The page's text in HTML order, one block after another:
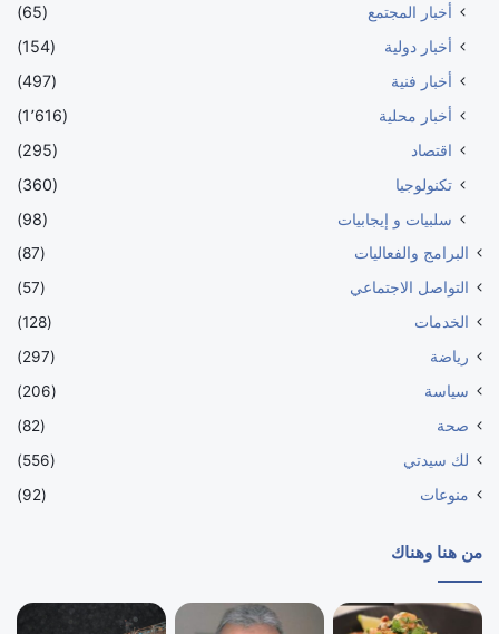
أخبار المجتمع
(65)
أخبار دولية
(154)
أخبار فنية
(497)
أخبار محلية
(1٬616)
اقتصاد
(295)
تكنولوجيا
(360)
سلبيات و إيجابيات
(98)
البرامج والفعاليات
(87)
التواصل الاجتماعي
(57)
الخدمات
(128)
رياضة
(297)
سياسة
(206)
صحة
(82)
لك سيدتي
(556)
منوعات
(92)
من هنا وهناك